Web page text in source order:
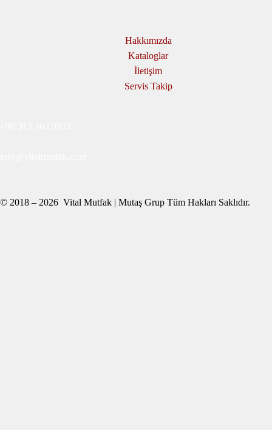
Hakkımızda
Kataloglar
İletişim
Servis Takip
© 2018 – 2026 Vital Mutfak | Mutaş Grup Tüm Hakları Saklıdır.